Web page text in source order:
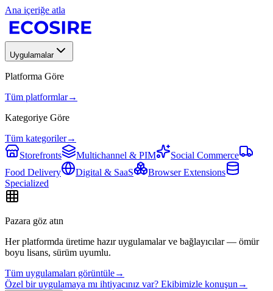
Ana içeriğe atla
Uygulamalar
Platforma Göre
Tüm platformlar→
Kategoriye Göre
Tüm kategoriler→
Storefronts
Multichannel & PIM
Social Commerce
Food Delivery
Digital & SaaS
Browser Extensions
Specialized
Pazara göz atın
Her platformda üretime hazır uygulamalar ve bağlayıcılar — ömür
boyu lisans, sürüm uyumlu.
Tüm uygulamaları görüntüle→
Özel bir uygulamaya mı ihtiyacınız var? Ekibimizle konuşun →